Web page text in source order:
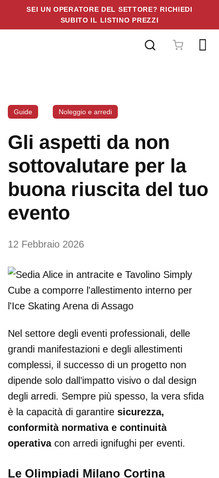
SEI UN OPERATORE DEL SETTORE? RICHIEDI
SUBITO IL LISTINO PREZZI
Guide Noleggio e arredi
Gli aspetti da non
sottovalutare per la
buona riuscita del tuo
evento
12 Febbraio 2026
Nel settore degli eventi professionali, delle
grandi manifestazioni e degli allestimenti
complessi, il successo di un progetto non
dipende solo dall’impatto visivo o dal design
degli arredi. Sempre più spesso, la vera sfida
è la capacità di garantire sicurezza,
conformità normativa e continuità
operativacon arredi ignifughi per eventi.
Le Olimpiadi Milano Cortina